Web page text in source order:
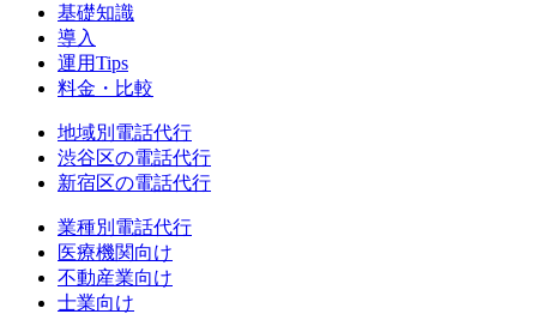
基礎知識
導入
運用Tips
料金・比較
地域別電話代行
渋谷区の電話代行
新宿区の電話代行
業種別電話代行
医療機関向け
不動産業向け
士業向け